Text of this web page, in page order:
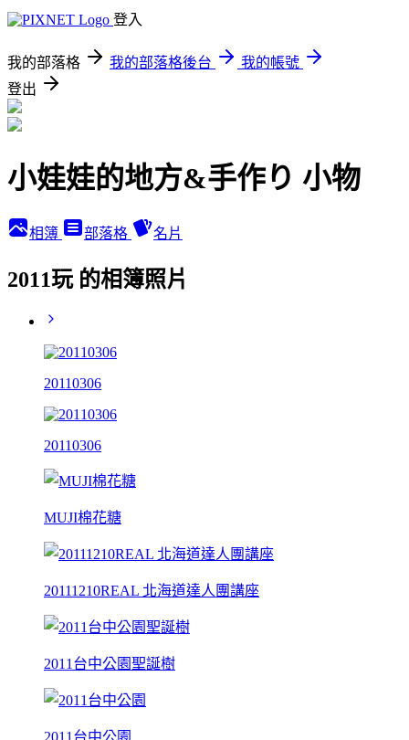
登入
我的部落格 我的部落格後台
我的帳號
登出
小娃娃的地方&手作り 小物
相簿 部落格 名片
2011玩 的相簿照片
20110306
20110306
MUJI棉花糖
20111210REAL 北海道達人團講座
2011台中公園聖誕樹
2011台中公園